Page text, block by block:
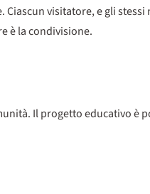
visitatore, e gli
è la condivisione.
Il progetto educativo è